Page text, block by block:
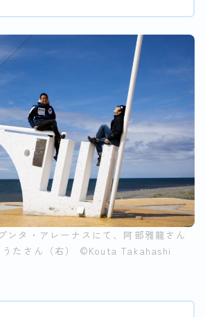
ンタ・アレーナスにて、阿部雅龍さん
うたさん（右） ©︎Kouta Takahashi